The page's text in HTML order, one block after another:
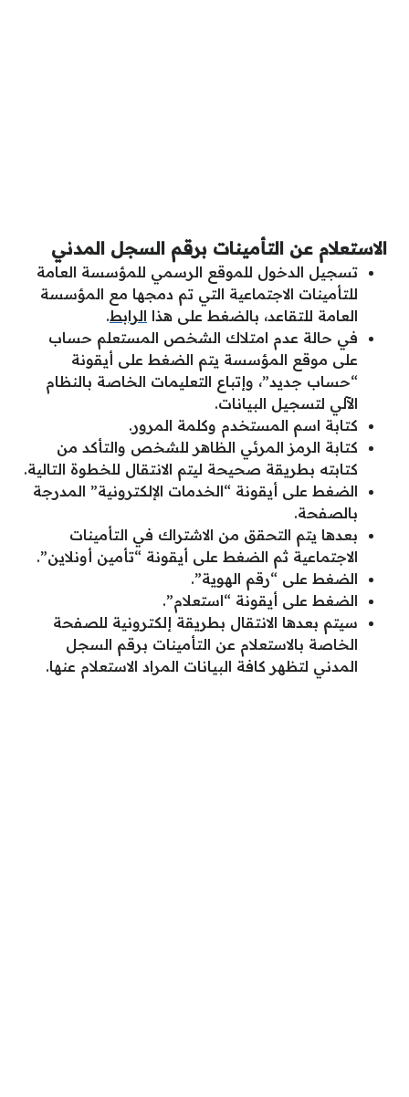
الاستعلام عن التأمينات برقم السجل المدني
تسجيل الدخول للموقع الرسمي للمؤسسة العامة
للتأمينات الاجتماعية التي تم دمجها مع المؤسسة
العامة للتقاعد، بالضغط على هذا الرابط.
في حالة عدم امتلاك الشخص المستعلم حساب
على موقع المؤسسة يتم الضغط على أيقونة
“حساب جديد”، وإتباع التعليمات الخاصة بالنظام
الآلي لتسجيل البيانات.
كتابة اسم المستخدم وكلمة المرور.
كتابة الرمز المرئي الظاهر للشخص والتأكد من
كتابته بطريقة صحيحة ليتم الانتقال للخطوة التالية.
الضغط على أيقونة “الخدمات الإلكترونية” المدرجة
بالصفحة.
بعدها يتم التحقق من الاشتراك في التأمينات
الاجتماعية ثم الضغط على أيقونة “تأمين أونلاين”.
الضغط على “رقم الهوية”.
الضغط على أيقونة “استعلام”.
سيتم بعدها الانتقال بطريقة إلكترونية للصفحة
الخاصة بالاستعلام عن التأمينات برقم السجل
المدني لتظهر كافة البيانات المراد الاستعلام عنها.